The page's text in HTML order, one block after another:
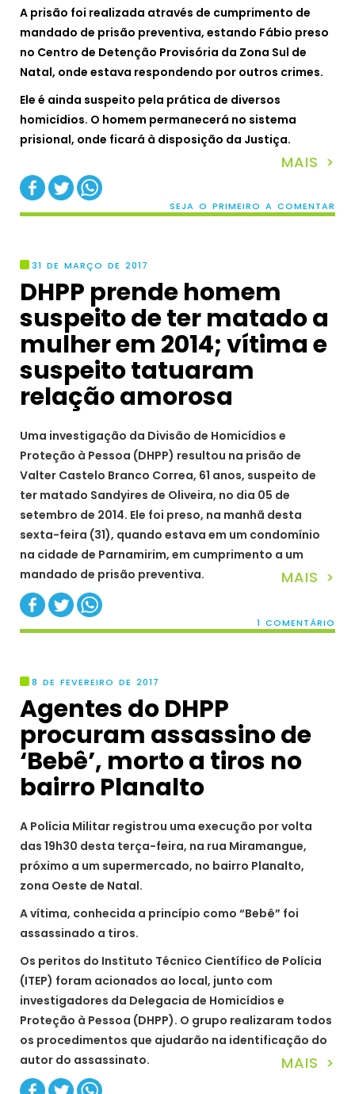
A prisão foi realizada através de cumprimento de
mandado de prisão preventiva, estando Fábio preso
no Centro de Detenção Provisória da Zona Sul de
Natal, onde estava respondendo por outros crimes.
Ele é ainda suspeito pela prática de diversos
homicídios. O homem permanecerá no sistema
prisional, onde ficará à disposição da Justiça.
MAIS >
SEJA O PRIMEIRO A COMENTAR
31 DE MARÇO DE 2017
DHPP prende homem
suspeito de ter matado a
mulher em 2014; vítima e
suspeito tatuaram
relação amorosa
Uma investigação da Divisão de Homicídios e
Proteção à Pessoa (DHPP) resultou na prisão de
Valter Castelo Branco Correa, 61 anos, suspeito de
ter matado Sandyires de Oliveira, no dia 05 de
setembro de 2014. Ele foi preso, na manhã desta
sexta-feira (31), quando estava em um condomínio
na cidade de Parnamirim, em cumprimento a um
mandado de prisão preventiva.
MAIS >
1 COMENTÁRIO
8 DE FEVEREIRO DE 2017
Agentes do DHPP
procuram assassino de
‘Bebê’, morto a tiros no
bairro Planalto
A Polícia Militar registrou uma execução por volta
das 19h30 desta terça-feira, na rua Miramangue,
próximo a um supermercado, no bairro Planalto,
zona Oeste de Natal.
A vítima, conhecida a princípio como “Bebê” foi
assassinado a tiros.
Os peritos do Instituto Técnico Científico de Polícia
(ITEP) foram acionados ao local, junto com
investigadores da Delegacia de Homicídios e
Proteção à Pessoa (DHPP). O grupo realizaram todos
os procedimentos que ajudarão na identificação do
autor do assassinato.
MAIS >